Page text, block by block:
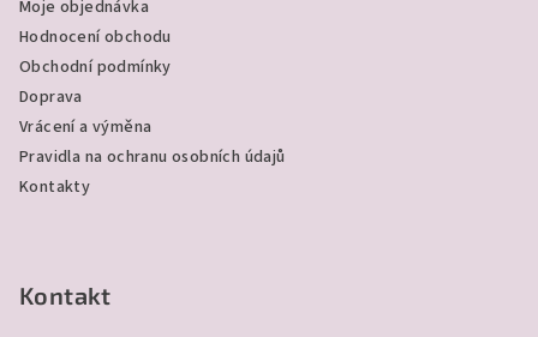
Moje objednávka
Hodnocení obchodu
Obchodní podmínky
Doprava
Vrácení a výměna
Pravidla na ochranu osobních údajů
Kontakty
Kontakt